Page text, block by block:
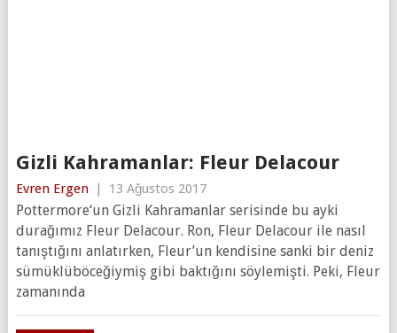
Gizli Kahramanlar: Fleur Delacour
Evren Ergen | 13 Ağustos 2017
Pottermore‘un Gizli Kahramanlar serisinde bu ayki
durağımız Fleur Delacour. Ron, Fleur Delacour ile nasıl
tanıştığını anlatırken, Fleur’un kendisine sanki bir deniz
sümüklüböceğiymiş gibi baktığını söylemişti. Peki, Fleur
zamanında